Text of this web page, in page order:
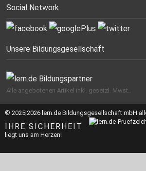
Social Network
Unsere Bildungsgesellschaft
Alle angebotenen Artikel inkl. gesetzl. Mwst..
© 2025|2026 lern.de Bildungsgesellschaft mbH
IHRE SICHERHEIT
liegt uns am Herzen!